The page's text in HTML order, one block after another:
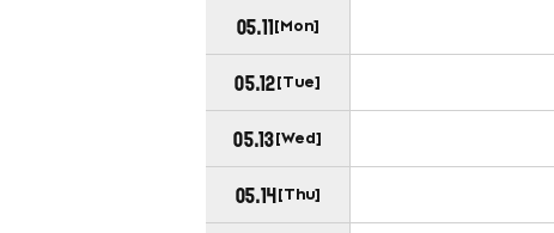
05.11 [Mon]
05.12 [Tue]
05.13 [Wed]
05.14 [Thu]